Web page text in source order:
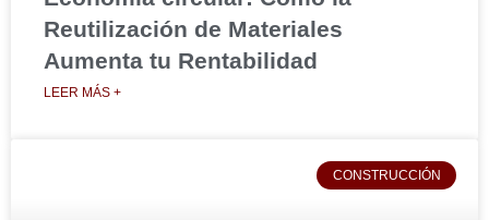
Reutilización de Materiales
Aumenta tu Rentabilidad
LEER MÁS +
CONSTRUCCIÓN